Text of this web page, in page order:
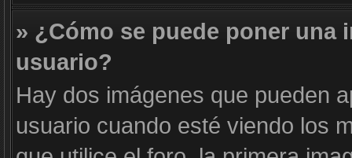
» ¿Cómo se puede poner una
usuario?
Hay dos imágenes que pueden
usuario cuando esté viendo los